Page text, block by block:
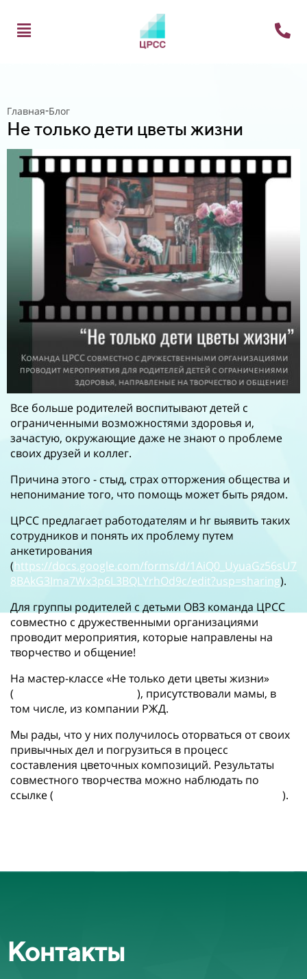
Главная-Блог
Не только дети цветы жизни
Все больше родителей воспитывают детей с
ограниченными возможностями здоровья и,
зачастую, окружающие даже не знают о проблеме
своих друзей и коллег.
Причина этого - стыд, страх отторжения общества и
непонимание того, что помощь может быть рядом.
ЦРСС предлагает работодателям и hr выявить таких
сотрудников и понять их проблему путем
анкетирования
(https://docs.google.com/forms/d/1AiQ0_UyuaGz56sU7
8BAkG3Ima7Wx3p6L3BQLYrhOd9c/edit?usp=sharing).
Для группы родителей с детьми ОВЗ команда ЦРСС
совместно с дружественными организациями
проводит мероприятия, которые направлены на
творчество и общение!
На мастер-классе «Не только дети цветы жизни»
(
), присутствовали мамы, в
том числе, из компании РЖД.
Мы рады, что у них получилось оторваться от своих
привычных дел и погрузиться в процесс
составления цветочных композиций. Результаты
совместного творчества можно наблюдать по
ссылке (
).
Контакты